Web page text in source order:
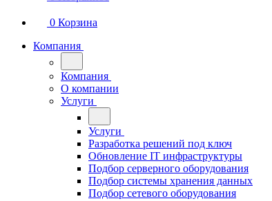
0 Корзина
Компания
Компания
О компании
Услуги
Услуги
Разработка решений под ключ
Обновление IT инфраструктуры
Подбор серверного оборудования
Подбор системы хранения данных
Подбор сетевого оборудования